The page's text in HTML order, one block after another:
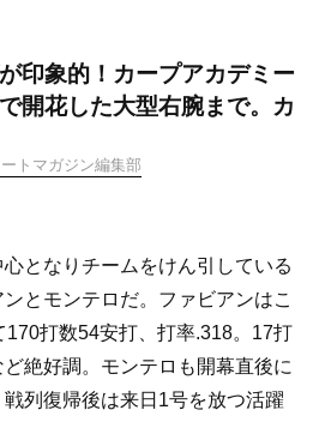
印象的！カープアカデミー
開花した大型右腕まで。カ
トマガジン編集部
となりチームをけん引している
とモンテロだ。ファビアンはこ
170打数54安打、打率.318。17打
絶好調。モンテロも開幕直後に
列復帰後は来日1号を放つ活躍